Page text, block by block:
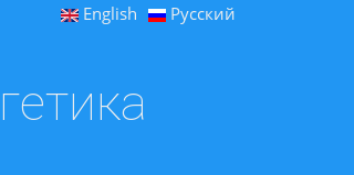
English Русский